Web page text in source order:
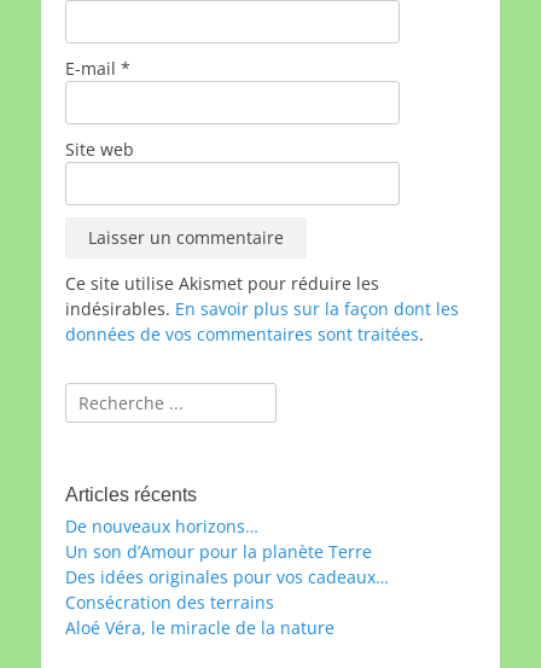
E-mail *
Site web
Ce site utilise Akismet pour réduire les
indésirables. En savoir plus sur la façon dont les
données de vos commentaires sont traitées.
Rechercher :
Articles récents
De nouveaux horizons…
Un son d’Amour pour la planète Terre
Des idées originales pour vos cadeaux…
Consécration des terrains
Aloé Véra, le miracle de la nature